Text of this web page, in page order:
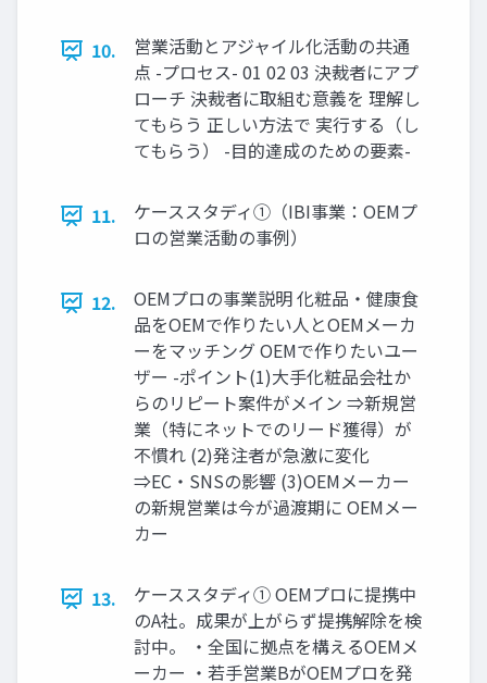
10.
営業活動とアジャイル化活動の共通
点 -プロセス- 01 02 03 決裁者にアプ
ローチ 決裁者に取組む意義を 理解し
てもらう 正しい⽅法で 実⾏する（し
てもらう） -⽬的達成のための要素-
11.
ケーススタディ①（IBI事業：OEMプ
ロの営業活動の事例）
12.
OEMプロの事業説明 化粧品・健康⾷
品をOEMで作りたい⼈とOEMメーカ
ーをマッチング OEMで作りたいユー
ザー -ポイント(1)⼤⼿化粧品会社か
らのリピート案件がメイン ⇒新規営
業（特にネットでのリード獲得）が
不慣れ (2)発注者が急激に変化
⇒EC・SNSの影響 (3)OEMメーカー
の新規営業は今が過渡期に OEMメー
カー
13.
ケーススタディ① OEMプロに提携中
のA社。成果が上がらず提携解除を検
討中。 ・全国に拠点を構えるOEMメ
ーカー ・若⼿営業BがOEMプロを発